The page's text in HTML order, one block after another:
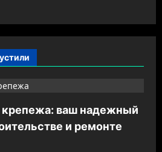
крепежа: ваш надежный
и ремонте